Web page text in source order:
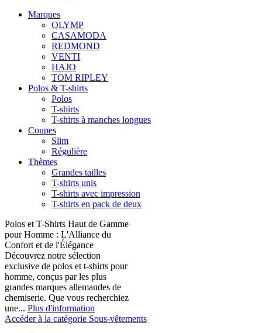
Marques
OLYMP
CASAMODA
REDMOND
VENTI
HAJO
TOM RIPLEY
Polos & T-shirts
Polos
T-shirts
T-shirts à manches longues
Coupes
Slim
Régulière
Thèmes
Grandes tailles
T-shirts unis
T-shirts avec impression
T-shirts en pack de deux
Polos et T-Shirts Haut de Gamme
pour Homme : L'Alliance du
Confort et de l'Élégance
Découvrez notre sélection
exclusive de polos et t-shirts pour
homme, conçus par les plus
grandes marques allemandes de
chemiserie. Que vous recherchiez
une... Plus d'information
Accéder à la catégorie Sous-vêtements